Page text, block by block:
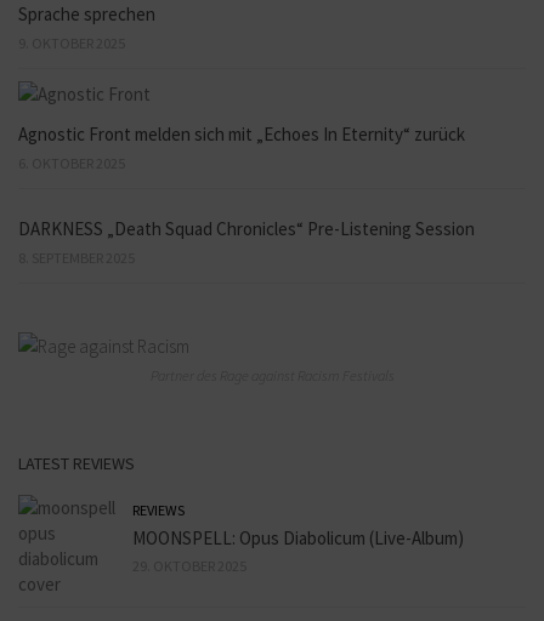
Sprache sprechen
Agnostic Front melden sich mit „Echoes In Eternity“ zurück
DARKNESS „Death Squad Chronicles“ Pre-Listening Session
LATEST REVIEWS
REVIEWS
MOONSPELL: Opus Diabolicum (Live-Album)